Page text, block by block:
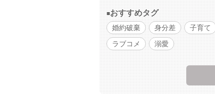
おすすめタグ
婚約破棄 身分差 子育て
ラブコメ
溺愛